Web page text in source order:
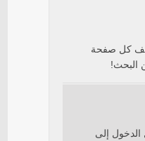
كل صفحة
البحث!
إلى